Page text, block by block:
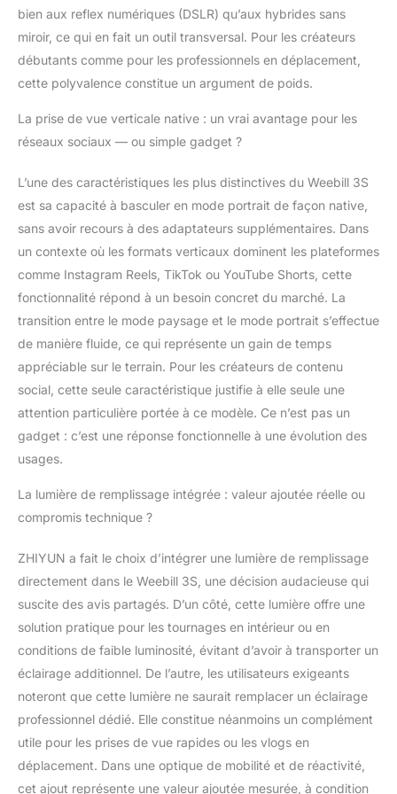
verrouillage du mode
portrait/paysage, vous
pouvez désormais
alterner les modes
portrait et paysage en
toute transparence
module de fixation
gimbal, ce qui vous
permet de gagner du
temps lors de
l’installation, tout en
équilibre optimal pour
votre appareil photo. [
Lumiere Video de 1000
Lumen ] ZHIYUN
Weebill 3S stabilisateur
ajoute une touche
professionnelle à
chaque prise de vue.
Dotée de la technologie
d’éclairement de 1000
et des lumières. Double
température de
couleur: 2600-5500K,
IRC : 90+ [
Chargement Rapide -
Longues Durées
D'utilisation ] Le
stabilisateur offre
jusqu’à 11,5 heures de
fonctionnement
ininterrompu dans des
environnements
statiques. Le WEEBILL
bien aux reflex numériques (DSLR) qu’aux hybrides sans
miroir, ce qui en fait un outil transversal. Pour les créateurs
débutants comme pour les professionnels en déplacement,
cette polyvalence constitue un argument de poids.
La prise de vue verticale native : un vrai avantage pour les
réseaux sociaux — ou simple gadget ?
L’une des caractéristiques les plus distinctives du Weebill 3S
est sa capacité à basculer en mode portrait de façon native,
sans avoir recours à des adaptateurs supplémentaires. Dans
un contexte où les formats verticaux dominent les plateformes
comme Instagram Reels, TikTok ou YouTube Shorts, cette
fonctionnalité répond à un besoin concret du marché. La
transition entre le mode paysage et le mode portrait s’effectue
de manière fluide, ce qui représente un gain de temps
appréciable sur le terrain. Pour les créateurs de contenu
social, cette seule caractéristique justifie à elle seule une
attention particulière portée à ce modèle. Ce n’est pas un
gadget : c’est une réponse fonctionnelle à une évolution des
usages.
La lumière de remplissage intégrée : valeur ajoutée réelle ou
compromis technique ?
ZHIYUN a fait le choix d’intégrer une lumière de remplissage
directement dans le Weebill 3S, une décision audacieuse qui
suscite des avis partagés. D’un côté, cette lumière offre une
solution pratique pour les tournages en intérieur ou en
conditions de faible luminosité, évitant d’avoir à transporter un
éclairage additionnel. De l’autre, les utilisateurs exigeants
noteront que cette lumière ne saurait remplacer un éclairage
professionnel dédié. Elle constitue néanmoins un complément
utile pour les prises de vue rapides ou les vlogs en
déplacement. Dans une optique de mobilité et de réactivité,
cet ajout représente une valeur ajoutée mesurée, à condition